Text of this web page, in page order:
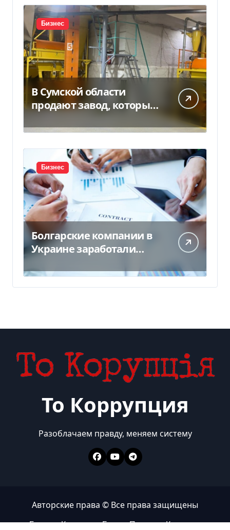
Бизнес
В Сумской области
продают завод, который
продает 90% товаров за
границу
Бизнес
Болгарские компании в
Украине заработали
кто в лидерах
То Коррупция
Разоблачаем правду, меняем систему
Авторские права © Все права защищены
ГлавнаяКоррупцияБизнесПолитикаКонтакты